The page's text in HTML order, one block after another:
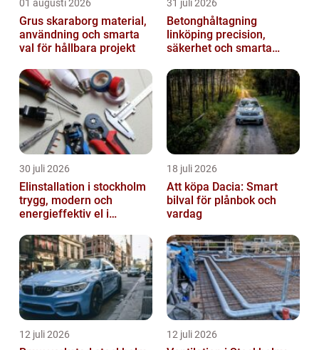
01 augusti 2026
Grus skaraborg material,
användning och smarta
val för hållbara projekt
31 juli 2026
Betonghåltagning
linköping precision,
säkerhet och smarta
30 juli 2026
Elinstallation i stockholm
trygg, modern och
energieffektiv el i
18 juli 2026
Att köpa Dacia: Smart
bilval för plånbok och
vardag
12 juli 2026 12 juli 2026